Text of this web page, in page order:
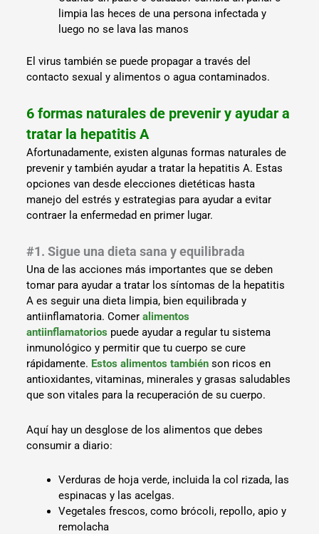
limpia las heces de una persona infectada y
luego no se lava las manos
El virus también se puede propagar a través del
contacto sexual y alimentos o agua contaminados.
6 formas naturales de prevenir y ayudar a
tratar la hepatitis A
Afortunadamente, existen algunas formas naturales de
prevenir y también ayudar a tratar la hepatitis A. Estas
opciones van desde elecciones dietéticas hasta
manejo del estrés y estrategias para ayudar a evitar
contraer la enfermedad en primer lugar.
#1. Sigue una dieta sana y equilibrada
Una de las acciones más importantes que se deben
tomar para ayudar a tratar los síntomas de la hepatitis
A es seguir una dieta limpia, bien equilibrada y
antiinflamatoria. Comeralimentos
antiinflamatorios puede ayudar a regular tu sistema
inmunológico y permitir que tu cuerpo se cure
rápidamente. Estos alimentos también son ricos en
antioxidantes, vitaminas, minerales y grasas saludables
que son vitales para la recuperación de su cuerpo.
Aquí hay un desglose de los alimentos que debes
consumir a diario:
Verduras de hoja verde, incluida la col rizada, las
espinacas y las acelgas.
Vegetales frescos, como brócoli, repollo, apio y
remolacha